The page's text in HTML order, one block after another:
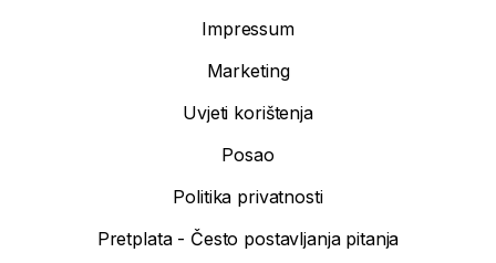
Impressum
Marketing
Uvjeti korištenja
Posao
Politika privatnosti
Pretplata - Često postavljanja pitanja